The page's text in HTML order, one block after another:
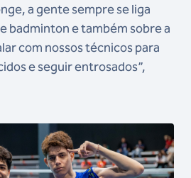
a gente sempre se liga
badminton e também sobre a
com nossos técnicos para
e seguir entrosados”,